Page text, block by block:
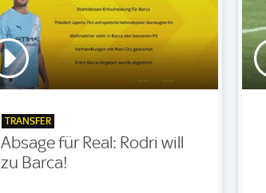
TRANSFER
Absage für Real: Rodri will
zu Barca!